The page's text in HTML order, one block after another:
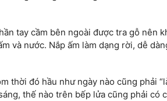
tay cầm bên ngoài được tra gỗ nên
và nước. Nắp ấm làm dạng rời, dễ
thời đó hầu như ngày nào cũng phải
thế nào trên bếp lửa cũng phải có